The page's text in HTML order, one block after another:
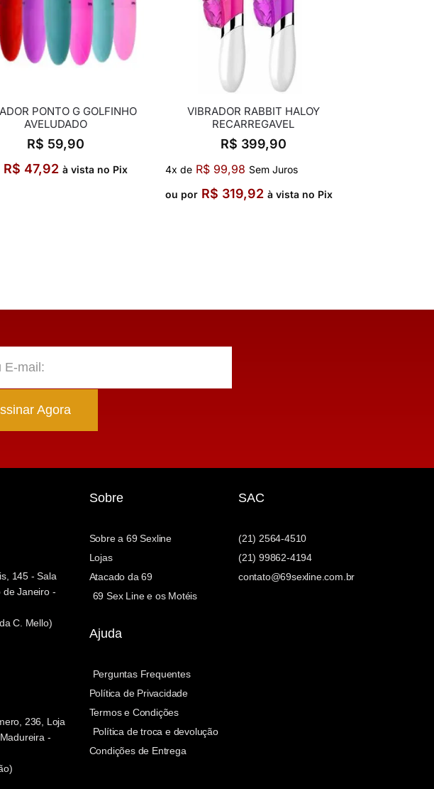
PONTO G GOLFINHO
AVELUDADO
R$ 59,90
R$ 47,92 à vista no Pix
VIBRADOR RABBIT HALOY
RECARREGAVEL
R$ 399,90
4x de R$ 99,98 Sem Juros
ou por R$ 319,92 à vista no Pix
Agora
145 - Sala
de Janeiro -
C. Mello)
236, Loja
-
Sobre
Sobre a 69 Sexline
Lojas
Atacado da 69
69 Sex Line e os Motéis
Ajuda
Perguntas Frequentes
Política de Privacidade
Termos e Condições
Política de troca e devolução
Condições de Entrega
SAC
(21) 2564-4510
(21) 99862-4194
contato@69sexline.com.br